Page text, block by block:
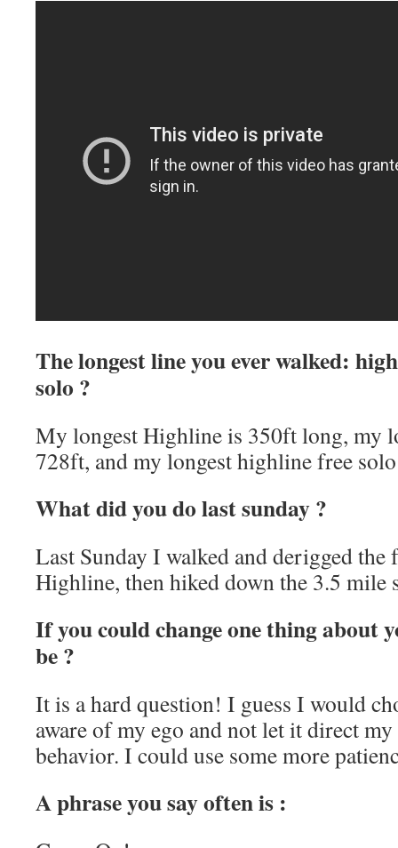
The longest line you ever walked:
solo ?
My longest Highline is 350ft long, my
728ft, and my longest highline free
What did you do last sunday ?
Last Sunday I walked and derigged the
Highline, then hiked down the 3.5 mile
If you could change one thing about
be ?
It is a hard question! I guess I would
aware of my ego and not let it direct
behavior. I could use some more
A phrase you say often is :